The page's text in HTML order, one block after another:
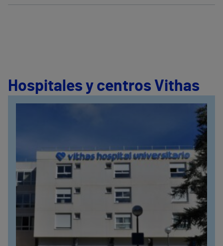
Hospitales y centros Vithas